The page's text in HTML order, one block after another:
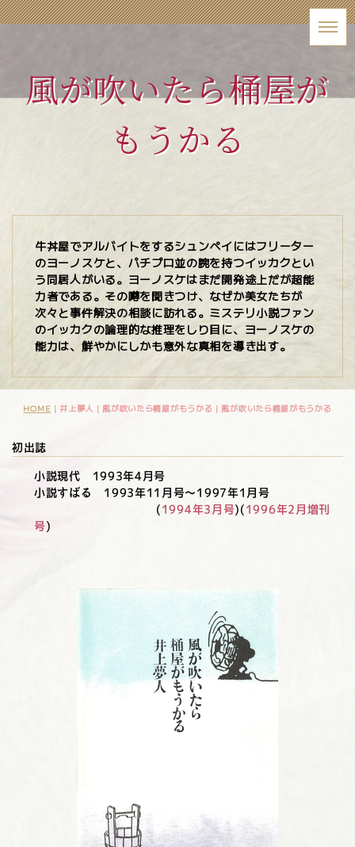
風が吹いたら桶屋が
もうかる
牛丼屋でアルバイトをするシュンペイにはフリーター
のヨーノスケと、パチプロ並の腕を持つイッカクとい
う同居人がいる。ヨーノスケはまだ開発途上だが超能
力者である。その噂を聞きつけ、なぜか美女たちが
次々と事件解決の相談に訪れる。ミステリ小説ファン
のイッカクの論理的な推理をしり目に、ヨーノスケの
能力は、鮮やかにしかも意外な真相を導き出す。
HOME | 井上夢人 | 風が吹いたら桶屋がもうかる |風が吹いたら桶屋がもうかる
初出誌
小説現代 1993年4月号
小説すばる 1993年11月号～1997年1月号
( 1994年3月号)( 1996年2月増刊
号 )